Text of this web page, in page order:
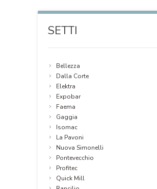
SETTI
Bellezza
Dalla Corte
Elektra
Expobar
Faema
Gaggia
Isomac
La Pavoni
Nuova Simonelli
Pontevecchio
Profitec
Quick Mill